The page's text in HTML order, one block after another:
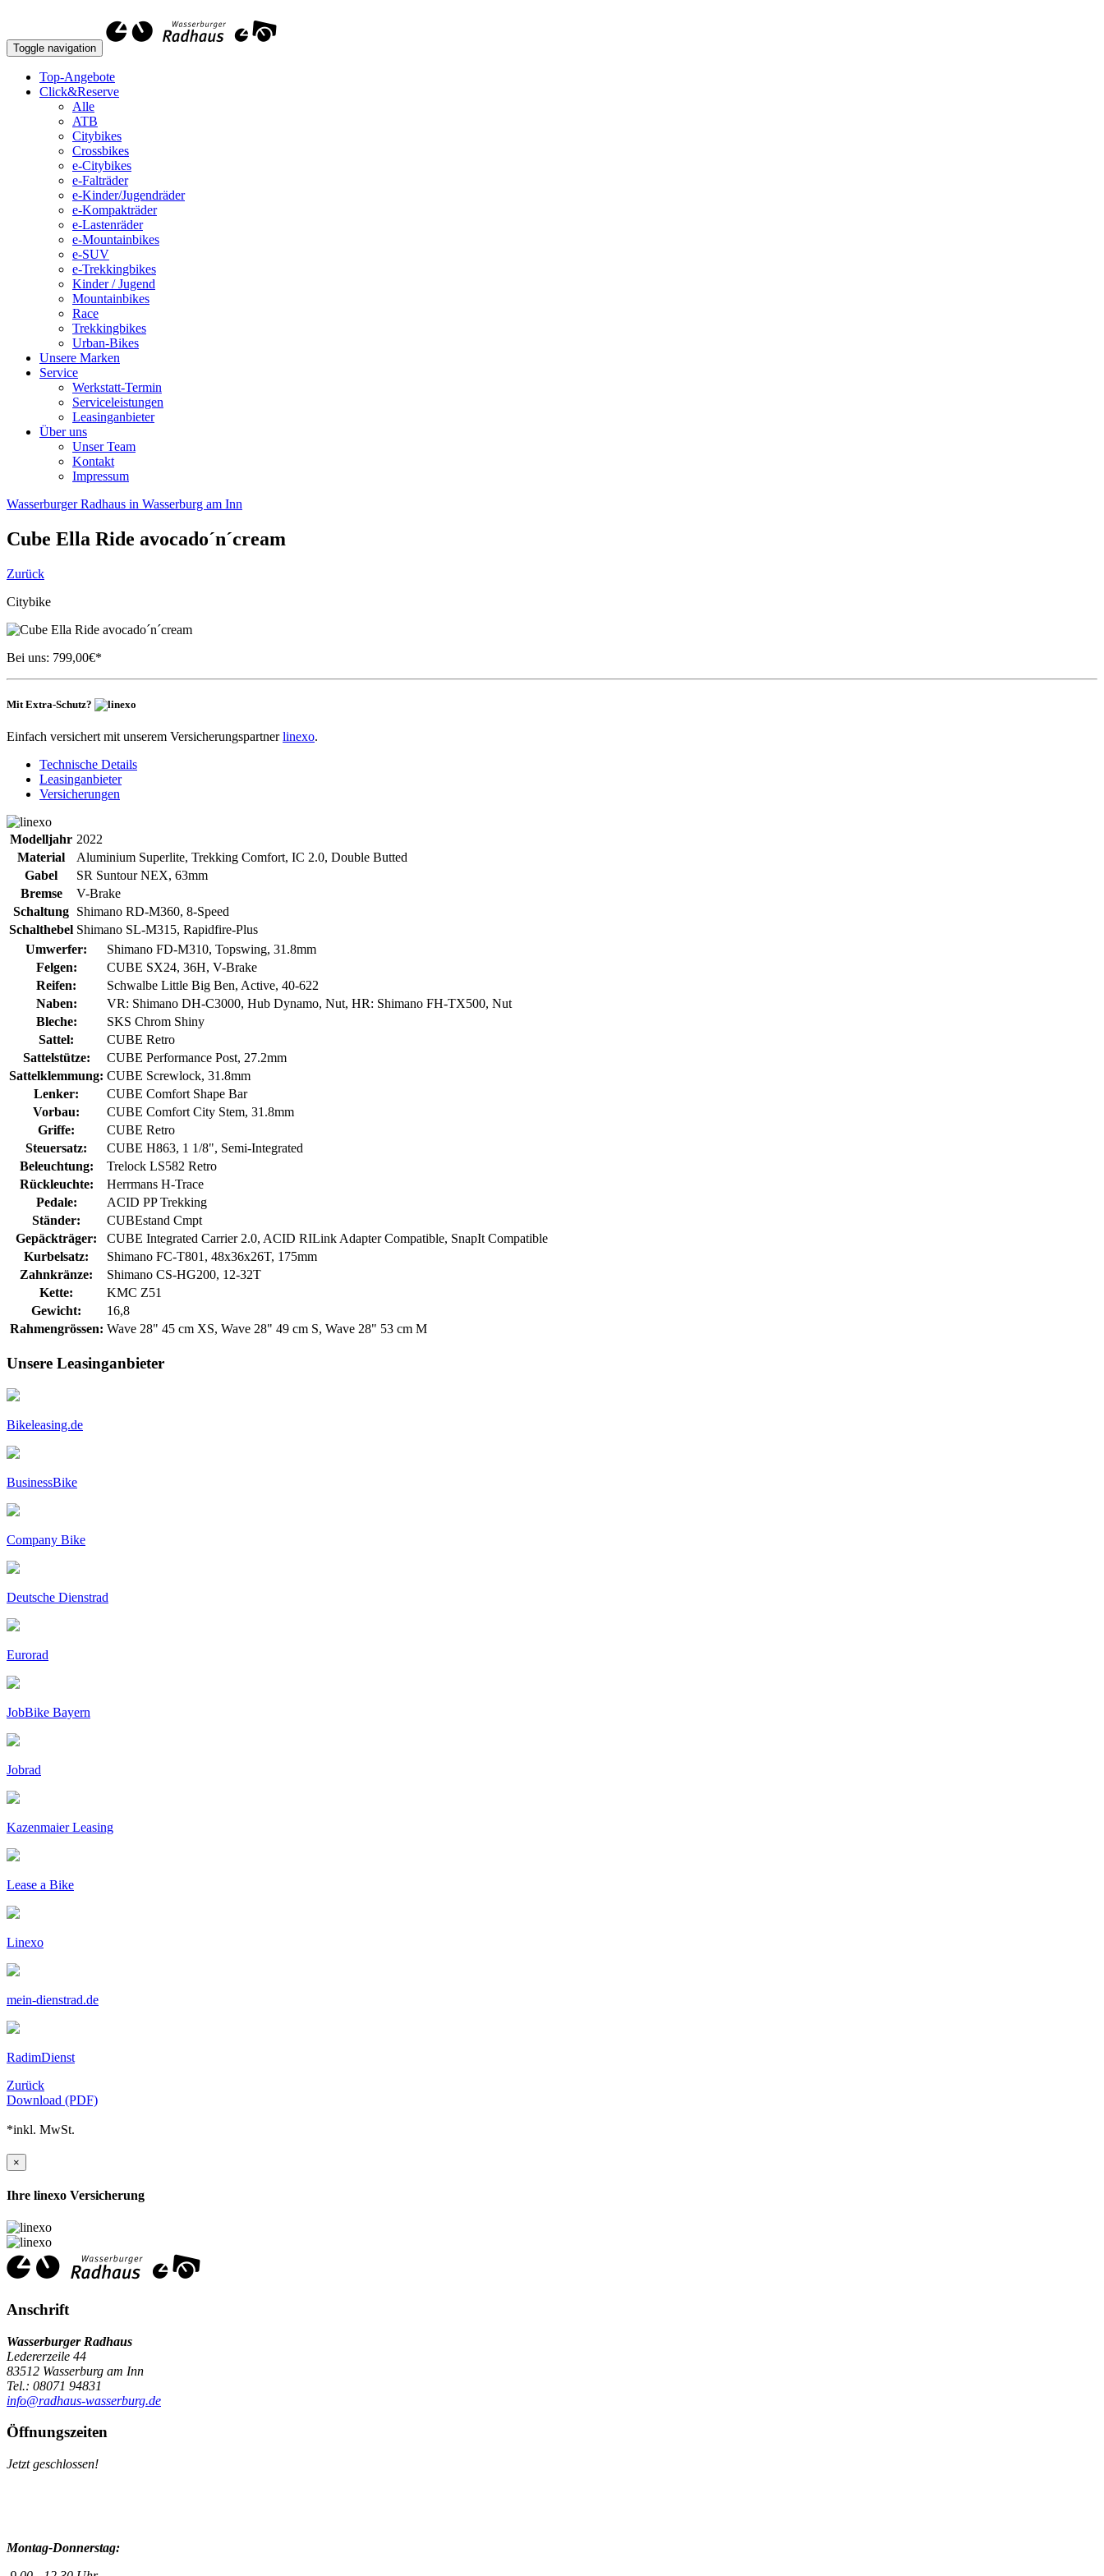
Toggle navigation
Top-Angebote
Click&Reserve
Alle
ATB
Citybikes
Crossbikes
e-Citybikes
e-Falträder
e-Kinder/Jugendräder
e-Kompakträder
e-Lastenräder
e-Mountainbikes
e-SUV
e-Trekkingbikes
Kinder / Jugend
Mountainbikes
Race
Trekkingbikes
Urban-Bikes
Unsere Marken
Service
Werkstatt-Termin
Serviceleistungen
Leasinganbieter
Über uns
Unser Team
Kontakt
Impressum
Wasserburger Radhaus in Wasserburg am Inn
Cube Ella Ride avocado´n´cream
Zurück
Citybike
Bei uns: 799,00€*
Mit Extra-Schutz?
Einfach versichert mit unserem Versicherungspartnerlinexo.
Technische Details
Leasinganbieter
Versicherungen
Modelljahr 2022
Material
Aluminium Superlite, Trekking Comfort, IC 2.0, Double Butted
Gabel
SR Suntour NEX, 63mm
Bremse
V-Brake
Schaltung Shimano RD-M360, 8-Speed
Schalthebel Shimano SL-M315, Rapidfire-Plus
Umwerfer:
Shimano FD-M310, Topswing, 31.8mm
Felgen:
CUBE SX24, 36H, V-Brake
Reifen:
Schwalbe Little Big Ben, Active, 40-622
Naben:
VR: Shimano DH-C3000, Hub Dynamo, Nut, HR: Shimano FH-TX500, Nut
Bleche:
SKS Chrom Shiny
Sattel:
CUBE Retro
Sattelstütze:
CUBE Performance Post, 27.2mm
Sattelklemmung: CUBE Screwlock, 31.8mm
Lenker:
CUBE Comfort Shape Bar
Vorbau:
CUBE Comfort City Stem, 31.8mm
Griffe:
CUBE Retro
Steuersatz:
CUBE H863, 1 1/8", Semi-Integrated
Beleuchtung:
Trelock LS582 Retro
Rückleuchte:
Herrmans H-Trace
Pedale:
ACID PP Trekking
Ständer:
CUBEstand Cmpt
Gepäckträger:
CUBE Integrated Carrier 2.0, ACID RILink Adapter Compatible, SnapIt Compatible
Kurbelsatz:
Shimano FC-T801, 48x36x26T, 175mm
Zahnkränze:
Shimano CS-HG200, 12-32T
Kette:
KMC Z51
Gewicht:
16,8
Rahmengrössen: Wave 28" 45 cm XS, Wave 28" 49 cm S, Wave 28" 53 cm M
Unsere Leasinganbieter
Bikeleasing.de
BusinessBike
Company Bike
Deutsche Dienstrad
Eurorad
JobBike Bayern
Jobrad
Kazenmaier Leasing
Lease a Bike
Linexo
mein-dienstrad.de
RadimDienst
Zurück
Download (PDF)
*inkl. MwSt.
×
Ihre linexo Versicherung
Anschrift
Wasserburger Radhaus
Ledererzeile 44
83512 Wasserburg am Inn
Tel.: 08071 94831
info@radhaus-wasserburg.de
Öffnungszeiten
Jetzt geschlossen!
Montag-Donnerstag: